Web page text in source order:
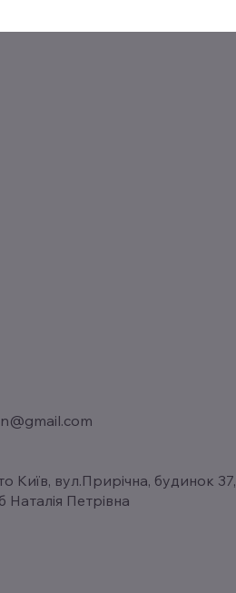
Київ, вул.Прирічна, будинок
Наталія Петрівна